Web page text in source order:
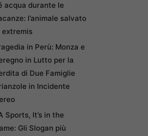
acqua durante le
l’animale salvato
extremis
in Perù: Monza e
in Lutto per la
di Due Famiglie
in Incidente
Sports, It’s in the
Gli Slogan più